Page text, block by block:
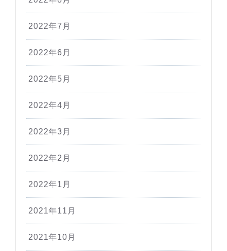
2022年7月
2022年6月
2022年5月
2022年4月
2022年3月
2022年2月
2022年1月
2021年11月
2021年10月